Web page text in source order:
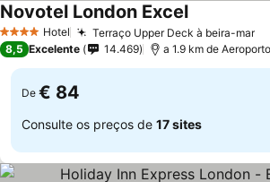
4 EstrelasHotel Terraço Upper Deck à beira-mar
Novotel London ExcelVer preços
8,5 Excelente 14.469 a 1.9 km de
De € 84
Consulte os preços de 17 sites